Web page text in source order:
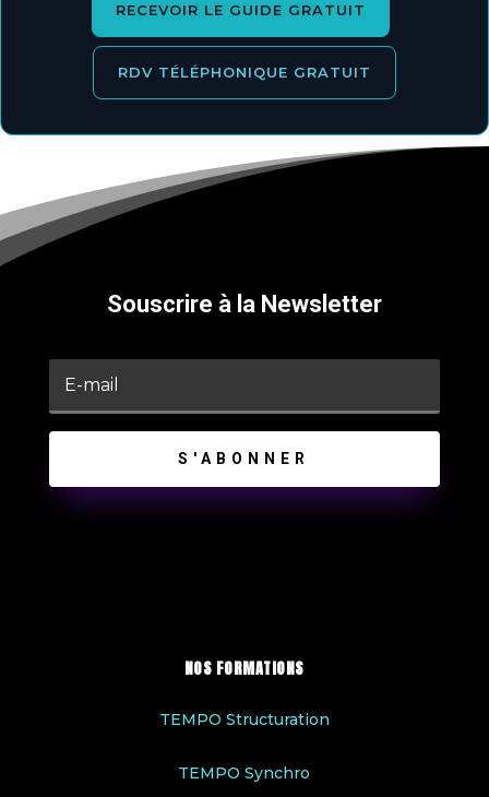
RECEVOIR LE GUIDE GRATUIT
RDV TÉLÉPHONIQUE GRATUIT
Souscrire à la Newsletter
S'ABONNER
NOS FORMATIONS
TEMPO Structuration
TEMPO Synchro